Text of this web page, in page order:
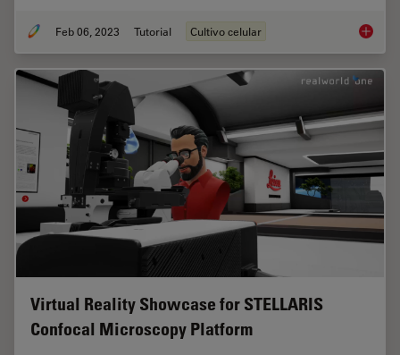
Feb 06, 2023 Tutorial Cultivo celular How to
Virtual Reality Showcase for STELLARIS
Confocal Microscopy Platform